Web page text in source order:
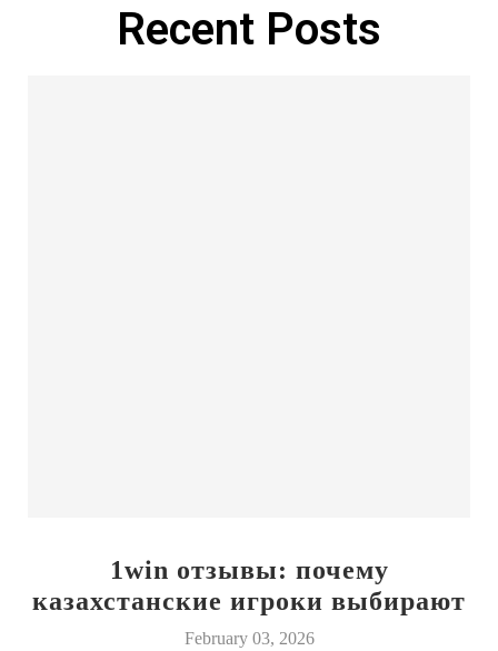
Recent Posts
1win отзывы: почему
казахстанские игроки выбирают
этот бренд
February 03, 2026